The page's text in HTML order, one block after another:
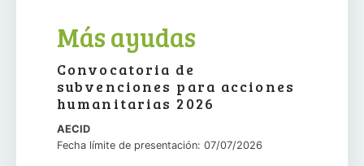
Más ayudas
Convocatoria de
subvenciones para acciones
humanitarias 2026
AECID
Fecha límite de presentación: 07/07/2026